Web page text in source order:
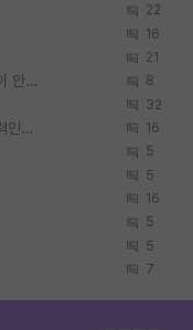
22
16
21
석박사 과정 합격하고, 컨택했던교수님이 연락이 안됩니다... 8
32
박사진학하기에 2억은 괜찮은 (?) 정도의 경제력인가요 16
5
5
16
5
5
7